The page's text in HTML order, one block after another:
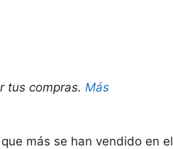
tus compras. Más
más se han vendido en el